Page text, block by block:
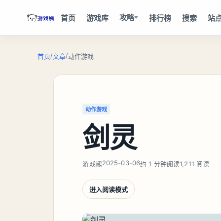
首页 游戏库 攻略 排行榜 搜索 站
首页/文章/动作游戏
动作游戏
剑灵
游戏熊2025-03-06约 1 分钟阅读1,211 阅读
进入阅读模式